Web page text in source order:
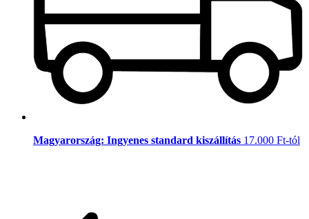
Magyarország: Ingyenes standard kiszállítás 17.000 Ft-tól